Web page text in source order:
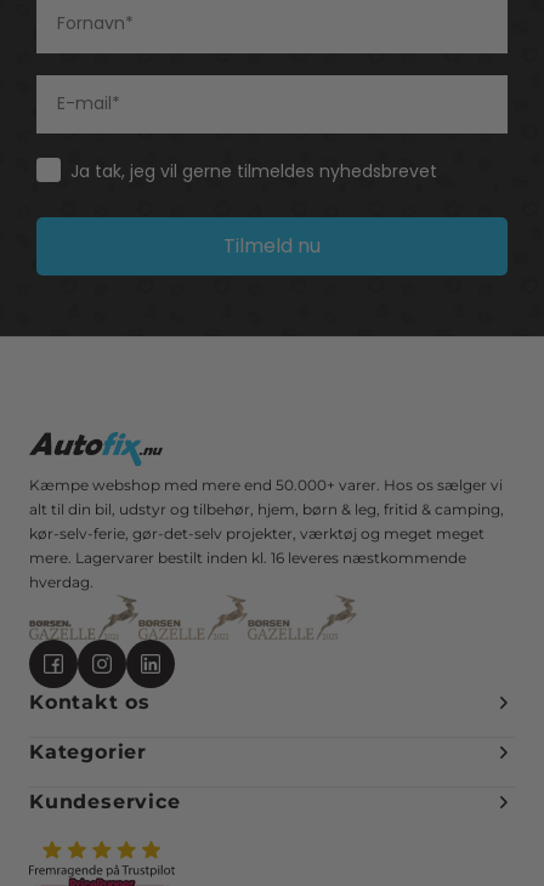
Consent
Ja tak, jeg vil gerne tilmeldes nyhedsbrevet
Tilmeld nu
Kæmpe webshop med mere end 50.000+ varer. Hos os sælger vi
alt til din bil, udstyr og tilbehør, hjem, børn & leg, fritid & camping,
kør-selv-ferie, gør-det-selv projekter, værktøj og meget meget
mere. Lagervarer bestilt inden kl. 16 leveres næstkommende
hverdag.
Kontakt os
Kategorier
Kundeservice